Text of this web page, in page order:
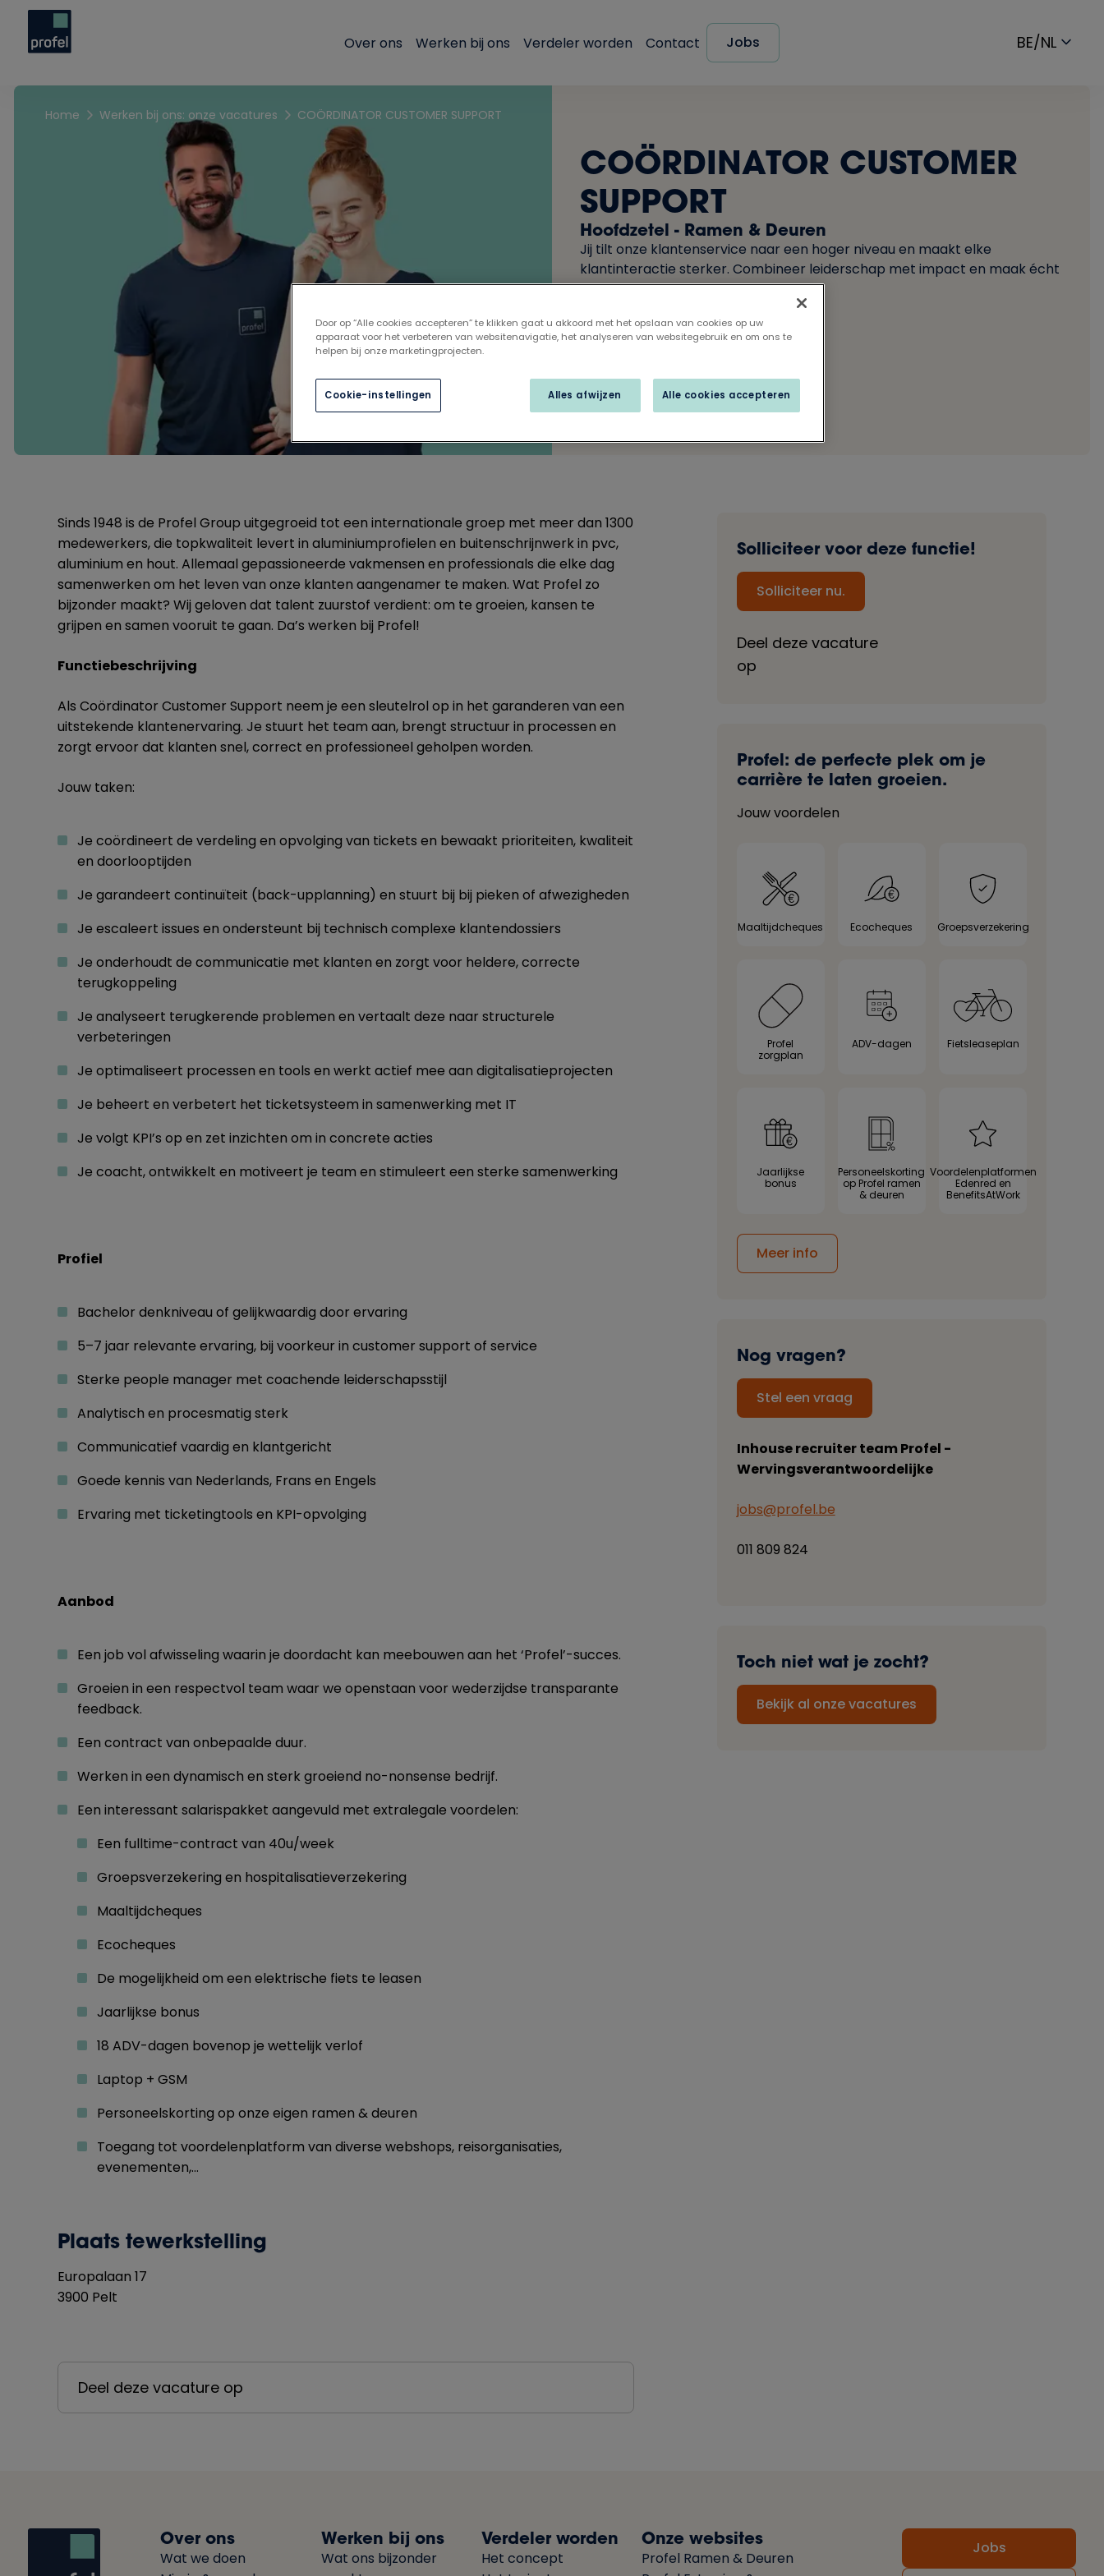
Over ons Werken bij ons Verdeler worden Contact Jobs BE/NL
Home Werken bij ons: onze vacatures COÖRDINATOR CUSTOMER SUPPORT
COÖRDINATOR CUSTOMER
SUPPORT
Hoofdzetel - Ramen & Deuren
Jij tilt onze klantenservice naar een hoger niveau en maakt elke
klantinteractie sterker. Combineer leiderschap met impact en maak écht
het verschil bij Profel.
Sinds 1948 is de Profel Group uitgegroeid tot een internationale groep met meer dan 1300
medewerkers, die topkwaliteit levert in aluminiumprofielen en buitenschrijnwerk in pvc,
aluminium en hout. Allemaal gepassioneerde vakmensen en professionals die elke dag
samenwerken om het leven van onze klanten aangenamer te maken. Wat Profel zo
bijzonder maakt? Wij geloven dat talent zuurstof verdient: om te groeien, kansen te
grijpen en samen vooruit te gaan. Da’s werken bij Profel!
Functiebeschrijving
Als Coördinator Customer Support neem je een sleutelrol op in het garanderen van een
uitstekende klantenervaring. Je stuurt het team aan, brengt structuur in processen en
zorgt ervoor dat klanten snel, correct en professioneel geholpen worden.
Jouw taken:
Je coördineert de verdeling en opvolging van tickets en bewaakt prioriteiten, kwaliteit
en doorlooptijden
Je garandeert continuïteit (back-upplanning) en stuurt bij bij pieken of afwezigheden
Je escaleert issues en ondersteunt bij technisch complexe klantendossiers
Je onderhoudt de communicatie met klanten en zorgt voor heldere, correcte
terugkoppeling
Je analyseert terugkerende problemen en vertaalt deze naar structurele
verbeteringen
Je optimaliseert processen en tools en werkt actief mee aan digitalisatieprojecten
Je beheert en verbetert het ticketsysteem in samenwerking met IT
Je volgt KPI’s op en zet inzichten om in concrete acties
Je coacht, ontwikkelt en motiveert je team en stimuleert een sterke samenwerking
Profiel
Bachelor denkniveau of gelijkwaardig door ervaring
5–7 jaar relevante ervaring, bij voorkeur in customer support of service
Sterke people manager met coachende leiderschapsstijl
Analytisch en procesmatig sterk
Communicatief vaardig en klantgericht
Goede kennis van Nederlands, Frans en Engels
Ervaring met ticketingtools en KPI-opvolging
Aanbod
Een job vol afwisseling waarin je doordacht kan meebouwen aan het ‘Profel’-succes.
Groeien in een respectvol team waar we openstaan voor wederzijdse transparante
feedback.
Een contract van onbepaalde duur.
Werken in een dynamisch en sterk groeiend no-nonsense bedrijf.
Een interessant salarispakket aangevuld met extralegale voordelen:
Een fulltime-contract van 40u/week
Groepsverzekering en hospitalisatieverzekering
Maaltijdcheques
Ecocheques
De mogelijkheid om een elektrische fiets te leasen
Jaarlijkse bonus
18 ADV-dagen bovenop je wettelijk verlof
Laptop + GSM
Personeelskorting op onze eigen ramen & deuren
Toegang tot voordelenplatform van diverse webshops, reisorganisaties,
evenementen,…
Plaats tewerkstelling
Europalaan 17
3900 Pelt
Deel deze vacature op
Solliciteer voor deze functie!
Solliciteer nu.
Deel deze vacature
op
Profel: de perfecte plek om je
carrière te laten groeien.
Jouw voordelen
Maaltijdcheques Ecocheques Groepsverzekering
Profel
zorgplan
ADV-dagen Fietsleaseplan
Jaarlijkse
bonus
Personeelskorting
op Profel ramen
& deuren
Voordelenplatformen
Edenred en
BenefitsAtWork
Meer info
Nog vragen?
Stel een vraag
Inhouse recruiter team Profel -
Wervingsverantwoordelijke
jobs@profel.be
011 809 824
Toch niet wat je zocht?
Bekijk al onze vacatures
Over ons
Wat we doen
Werken bij ons
Wat ons bijzonder
Verdeler worden
Het concept
Onze websites
Profel Ramen & Deuren
Jobs
Door op “Alle cookies accepteren” te klikken gaat u akkoord met het opslaan van cookies op uw
apparaat voor het verbeteren van websitenavigatie, het analyseren van websitegebruik en om ons te
helpen bij onze marketingprojecten.
Alles afwijzen Alle cookies accepteren
Cookie-instellingen